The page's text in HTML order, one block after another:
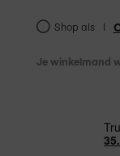
Shop als |
Je winkelmand